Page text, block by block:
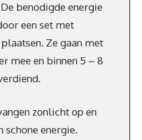
benodigde energie
een set met
Ze gaan met
mee en binnen 5 – 8
zonlicht op en
schone energie.